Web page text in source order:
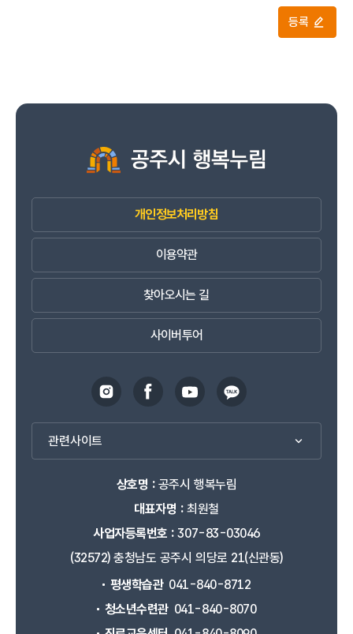
등록
개인정보처리방침
이용약관
찾아오시는 길
사이버투어
관련사이트
상호명 :공주시 행복누림
대표자명 :최원철
사업자등록번호 :307-83-03046
(32572) 충청남도 공주시 의당로 21(신관동)
평생학습관 041-840-8712
청소년수련관 041-840-8070